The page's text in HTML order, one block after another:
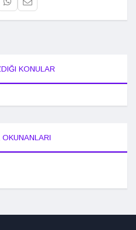
KONULAR